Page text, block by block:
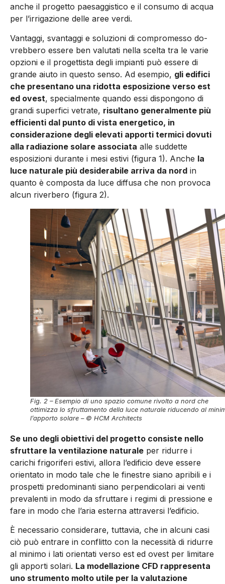
anche il pro­getto paesaggistico e il consumo di acqua
per l’irrigazione delle aree verdi.
Vantaggi, svantaggi e soluzioni di compromesso do­
vrebbero essere ben valutati nella scelta tra le varie
opzioni e il progettista degli impianti può essere di
grande aiuto in questo senso. Ad esempio, gli edifici
che presentano una ridotta esposi­zione verso est
ed ovest, specialmente quando essi dispongono di
grandi superfici vetrate, risultano generalmente più
efficienti dal punto di vista energetico, in
considerazione degli elevati ap­porti termici dovuti
alla radiazione solare associata alle suddette
esposizioni durante i mesi estivi (figura 1). Anche la
luce naturale più desiderabile arriva da nord in
quanto è composta da luce dif­fusa che non provoca
alcun riverbero (figura 2).
Fig. 2 – Esempio di uno spazio comune rivolto a nord che
ottimizza lo sfruttamento della luce naturale riducendo al
l’apporto solare – © HCM Architects
Se uno degli obiettivi del progetto consiste nello
sfruttare la ven­tilazione naturale per ridurre i
carichi frigoriferi estivi, allora l’e­dificio deve essere
orientato in modo tale che le finestre siano apribili e i
prospetti predominanti siano perpendicolari ai venti
prevalenti in modo da sfruttare i regimi di pressione e
fare in modo che l’aria esterna attraversi l’edificio.
È necessario consi­derare, tuttavia, che in alcuni casi
ciò può entrare in conflitto con la necessità di ridurre
al minimo i lati orientati verso est ed ovest per limitare
gli apporti solari. La modellazione CFD rappresenta
uno strumento molto utile per la valutazione